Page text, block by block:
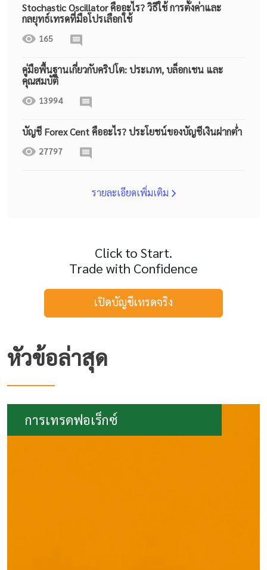
Stochastic Oscillator คืออะไร? วิธีใช้ การตั้งค่าและ
กลยุทธ์เทรดที่มือโปรเลือกใช้
165
คู่มือพื้นฐานเกี่ยวกับคริปโต: ประเภท, บล็อกเชน และ
คุณสมบัติ
13994
บัญชี Forex Cent คืออะไร? ประโยชน์ของบัญชีเงินฝากต่ำ
27797
รายละเอียดเพิ่มเติม
Click to Start.
Trade with Confidence
เปิดบัญชีเทรดจริง
หัวข้อล่าสุด
การเทรดฟอเร็กซ์